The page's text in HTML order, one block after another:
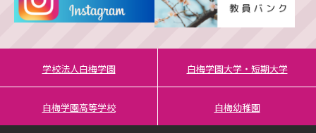
学校法人白梅学園 白梅学園大学・短期大学
白梅学園高等学校 白梅幼稚園